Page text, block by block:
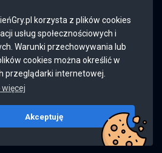
korzysta z plików cookies
usług społecznościowych i
Warunki przechowywania lub
cookies można określić w
przeglądarki internetowej.
więcej
Akceptuję
konta
Wszystkie prawa
v2.8.4